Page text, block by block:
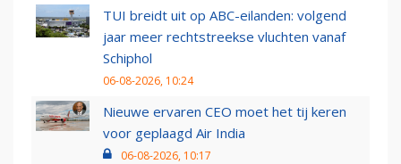
TUI breidt uit op ABC-eilanden: volgend
jaar meer rechtstreekse vluchten vanaf
Schiphol
06-08-2026, 10:24
Nieuwe ervaren CEO moet het tij keren
voor geplaagd Air India
06-08-2026, 10:17